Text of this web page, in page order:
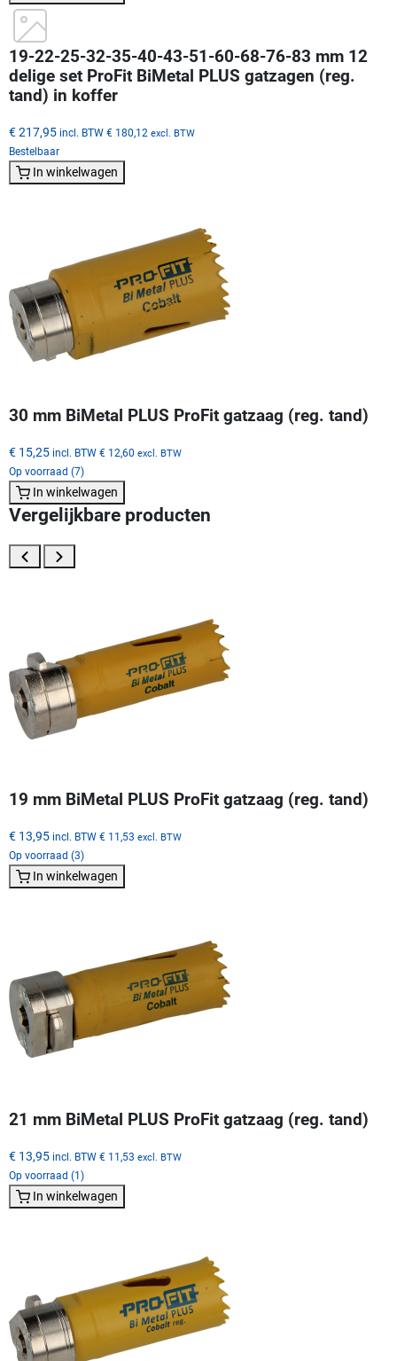
19-22-25-32-35-40-43-51-60-68-76-83 mm 12
delige set ProFit BiMetal PLUS gatzagen (reg.
tand) in koffer
€ 217,95 incl. BTW € 180,12 excl. BTW
Bestelbaar
In winkelwagen
30 mm BiMetal PLUS ProFit gatzaag (reg. tand)
€ 15,25 incl. BTW € 12,60 excl. BTW
Op voorraad (7)
In winkelwagen
Vergelijkbare producten
19 mm BiMetal PLUS ProFit gatzaag (reg. tand)
€ 13,95 incl. BTW € 11,53 excl. BTW
Op voorraad (3)
In winkelwagen
21 mm BiMetal PLUS ProFit gatzaag (reg. tand)
€ 13,95 incl. BTW € 11,53 excl. BTW
Op voorraad (1)
In winkelwagen